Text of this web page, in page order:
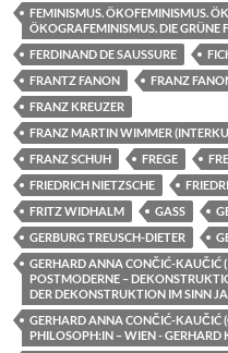
FEMINISMUS. ÖKOFEMINISMUS.
ÖKOGRAFEMINISMUS. DIE GRÜNE
FERDINAND DE SAUSSURE
FRANTZ FANON
FRANZ
FRANZ KREUZER
FRANZ MARTIN WIMMER
FRANZ SCHUH
FREGE
FRIEDRICH NIETZSCHE
FRITZ WIDHALM
GASS
GERBURG TREUSCH-DIETER
GERHARD ANNA CONČIĆ-KAUČIĆ
POSTMODERNE –
DER DEKONSTRUKTION IM SINN
GERHARD ANNA CONČIĆ-KAUČIĆ
PHILOSOPH:IN – WIEN -